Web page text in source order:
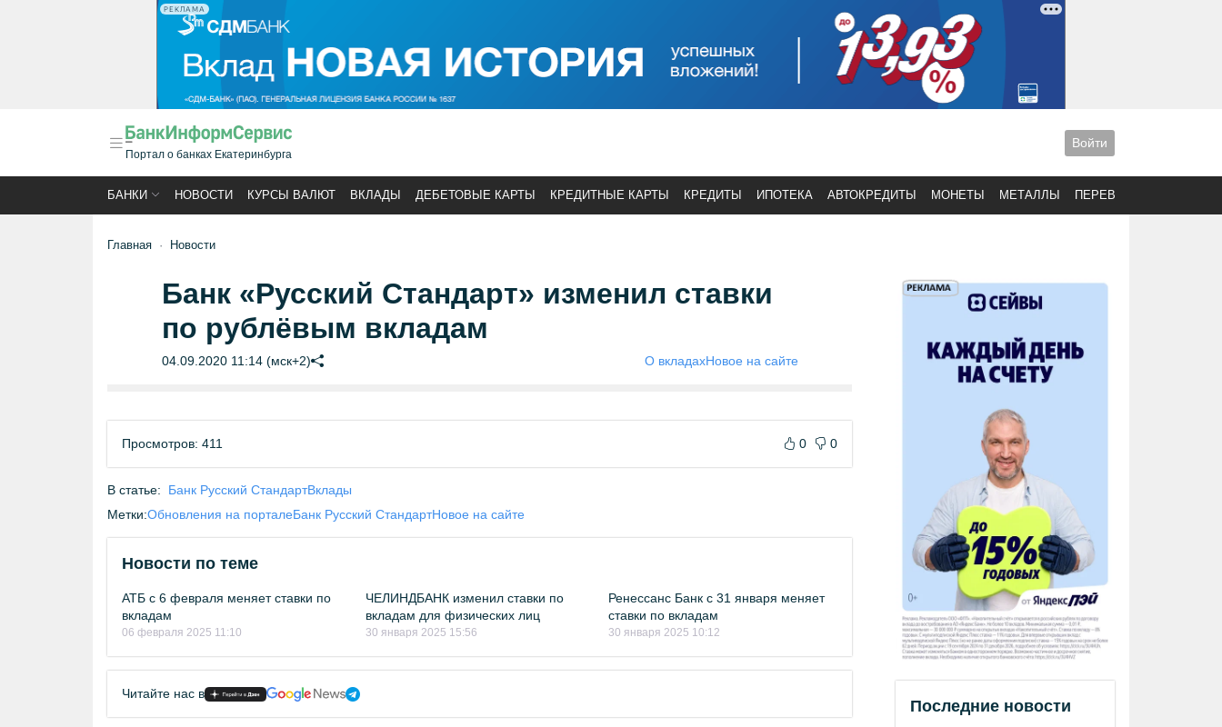
РЕКЛАМА
Портал о банках Екатеринбурга
Войти
БАНКИ НОВОСТИ КУРСЫ ВАЛЮТ ВКЛАДЫ ДЕБЕТОВЫЕ КАРТЫ КРЕДИТНЫЕ КАРТЫ КРЕДИТЫ ИПОТЕКА АВТОКРЕДИТЫ МОНЕТЫ МЕТАЛЛЫ ПЕРЕВОДЫ
Главная Новости
Банк «Русский Стандарт» изменил ставки
по рублёвым вкладам
04.09.2020 11:14 (мск+2) О вкладахНовое на сайте
Просмотров: 411 0 0
В статье: Банк Русский СтандартВклады
Метки:Обновления на порталеБанк Русский СтандартНовое на сайте
Новости по теме
АТБ с 6 февраля меняет ставки по
вкладам
06 февраля 2025 11:10
ЧЕЛИНДБАНК изменил ставки по
вкладам для физических лиц
30 января 2025 15:56
Ренессанс Банк с 31 января меняет
ставки по вкладам
30 января 2025 10:12
Читайте нас в
Последние новости